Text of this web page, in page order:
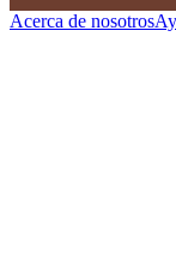
Acerca de nosotros